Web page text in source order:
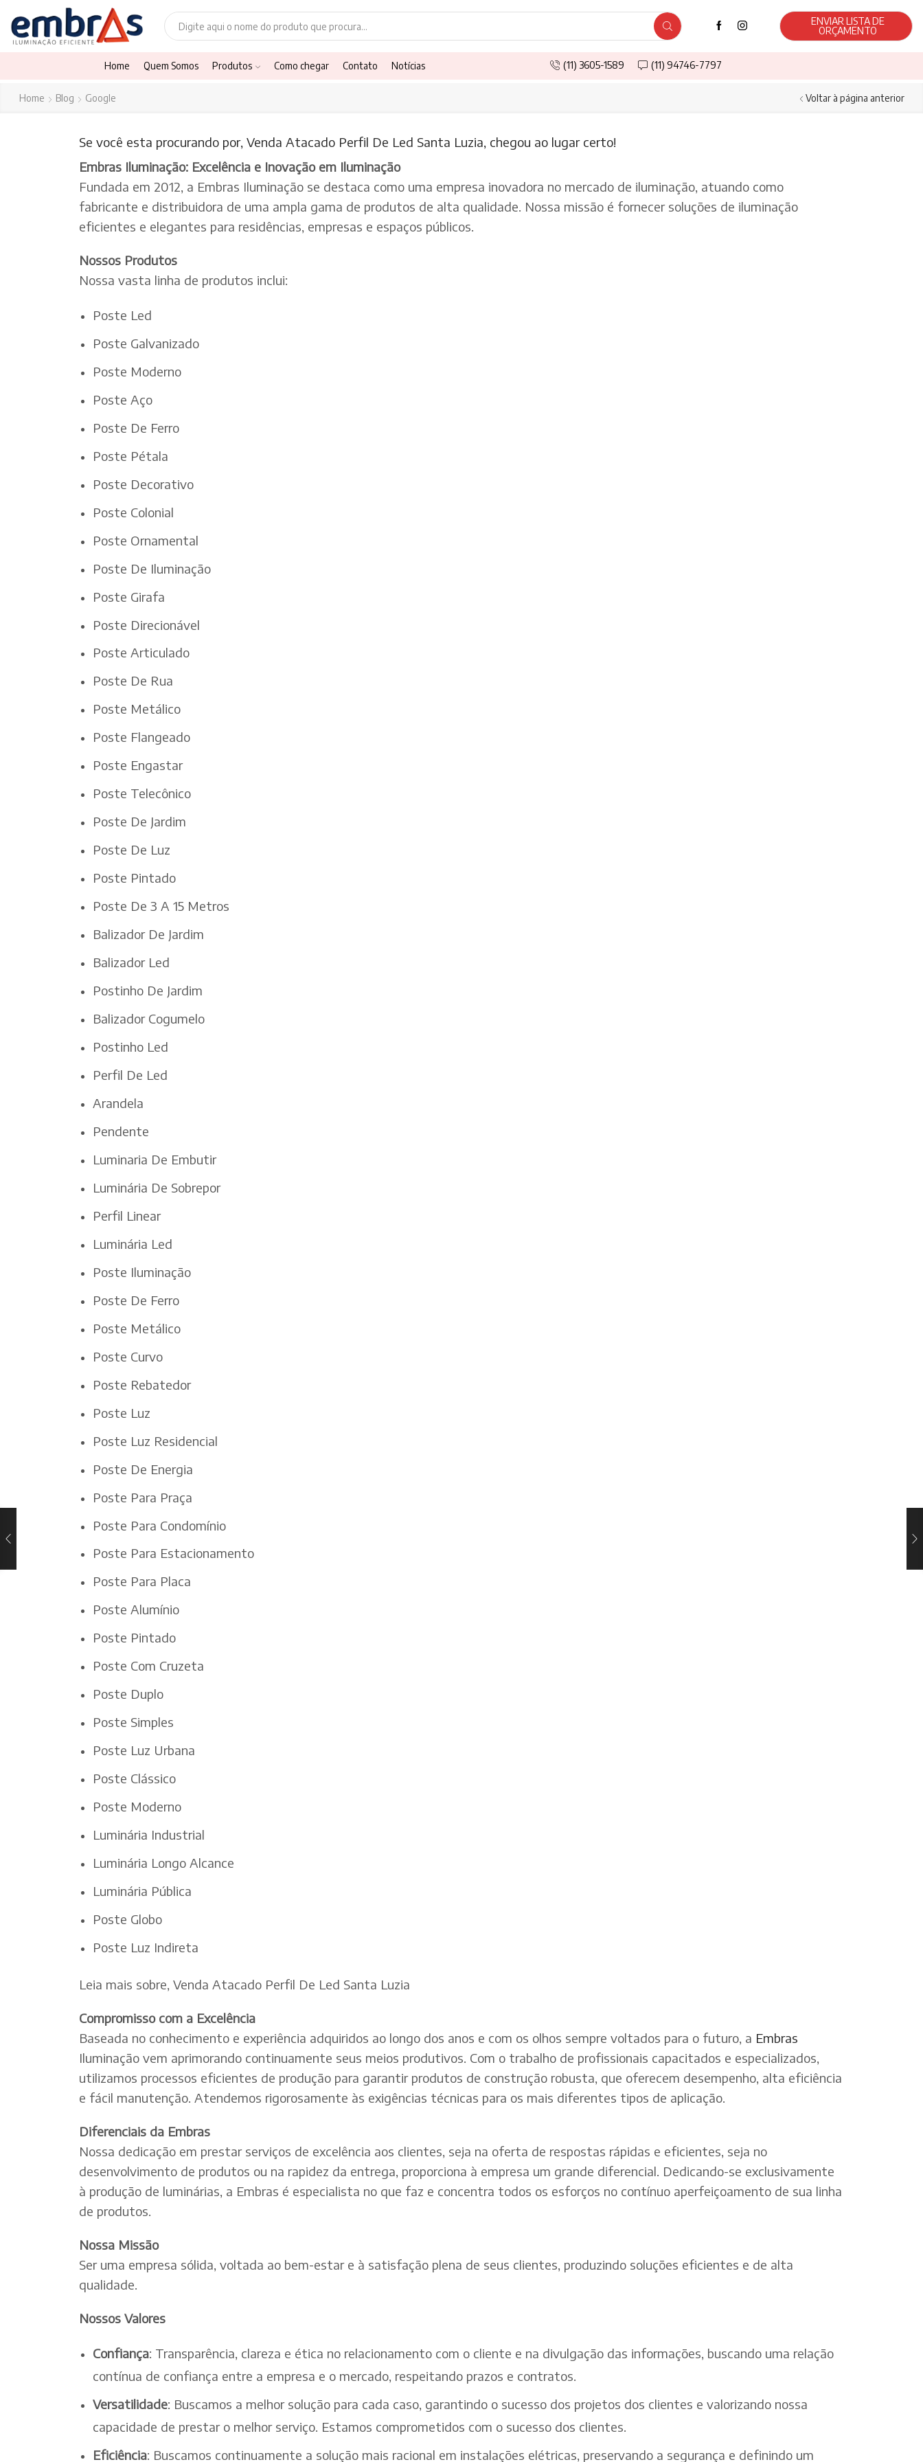
ENVIAR LISTA DE
ORÇAMENTO
Home Quem Somos Produtos Como chegar Contato Notícias (11) 3605-1589 (11) 94746-7797
Voltar à página anterior
Home Blog Google
Se você esta procurando por, Venda Atacado Perfil De Led Santa Luzia, chegou ao lugar certo!
Embras Iluminação: Excelência e Inovação em Iluminação
Fundada em 2012, a Embras Iluminação se destaca como uma empresa inovadora no mercado de iluminação, atuando como
fabricante e distribuidora de uma ampla gama de produtos de alta qualidade. Nossa missão é fornecer soluções de iluminação
eficientes e elegantes para residências, empresas e espaços públicos.
Nossos Produtos
Nossa vasta linha de produtos inclui:
Poste Led
Poste Galvanizado
Poste Moderno
Poste Aço
Poste De Ferro
Poste Pétala
Poste Decorativo
Poste Colonial
Poste Ornamental
Poste De Iluminação
Poste Girafa
Poste Direcionável
Poste Articulado
Poste De Rua
Poste Metálico
Poste Flangeado
Poste Engastar
Poste Telecônico
Poste De Jardim
Poste De Luz
Poste Pintado
Poste De 3 A 15 Metros
Balizador De Jardim
Balizador Led
Postinho De Jardim
Balizador Cogumelo
Postinho Led
Perfil De Led
Arandela
Pendente
Luminaria De Embutir
Luminária De Sobrepor
Perfil Linear
Luminária Led
Poste Iluminação
Poste De Ferro
Poste Metálico
Poste Curvo
Poste Rebatedor
Poste Luz
Poste Luz Residencial
Poste De Energia
Poste Para Praça
Poste Para Condomínio
Poste Para Estacionamento
Poste Para Placa
Poste Alumínio
Poste Pintado
Poste Com Cruzeta
Poste Duplo
Poste Simples
Poste Luz Urbana
Poste Clássico
Poste Moderno
Luminária Industrial
Luminária Longo Alcance
Luminária Pública
Poste Globo
Poste Luz Indireta
Leia mais sobre, Venda Atacado Perfil De Led Santa Luzia
Compromisso com a Excelência
Baseada no conhecimento e experiência adquiridos ao longo dos anos e com os olhos sempre voltados para o futuro, a Embras
Iluminação vem aprimorando continuamente seus meios produtivos. Com o trabalho de profissionais capacitados e especializados,
utilizamos processos eficientes de produção para garantir produtos de construção robusta, que oferecem desempenho, alta eficiência
e fácil manutenção. Atendemos rigorosamente às exigências técnicas para os mais diferentes tipos de aplicação.
Diferenciais da Embras
Nossa dedicação em prestar serviços de excelência aos clientes, seja na oferta de respostas rápidas e eficientes, seja no
desenvolvimento de produtos ou na rapidez da entrega, proporciona à empresa um grande diferencial. Dedicando-se exclusivamente
à produção de luminárias, a Embras é especialista no que faz e concentra todos os esforços no contínuo aperfeiçoamento de sua linha
de produtos.
Nossa Missão
Ser uma empresa sólida, voltada ao bem-estar e à satisfação plena de seus clientes, produzindo soluções eficientes e de alta
qualidade.
Nossos Valores
Confiança: Transparência, clareza e ética no relacionamento com o cliente e na divulgação das informações, buscando uma relação
contínua de confiança entre a empresa e o mercado, respeitando prazos e contratos.
Versatilidade: Buscamos a melhor solução para cada caso, garantindo o sucesso dos projetos dos clientes e valorizando nossa
capacidade de prestar o melhor serviço. Estamos comprometidos com o sucesso dos clientes.
Eficiência: Buscamos continuamente a solução mais racional em instalações elétricas, preservando a segurança e definindo um